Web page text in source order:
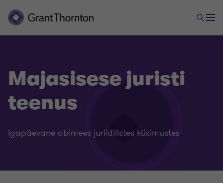
Majasisese juristi
teenus
Igapäevane abimees juriidilistes küsimustes